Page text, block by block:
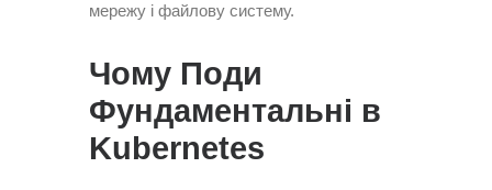
мережу і файлову систему.
Чому Поди
Фундаментальні в
Kubernetes